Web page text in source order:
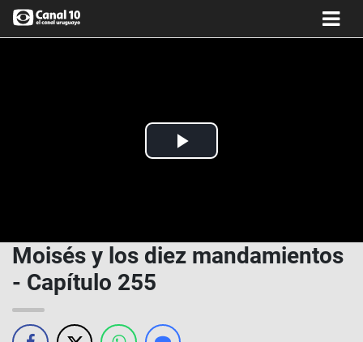
Play
Moisés y los diez mandamientos
- Capítulo 255